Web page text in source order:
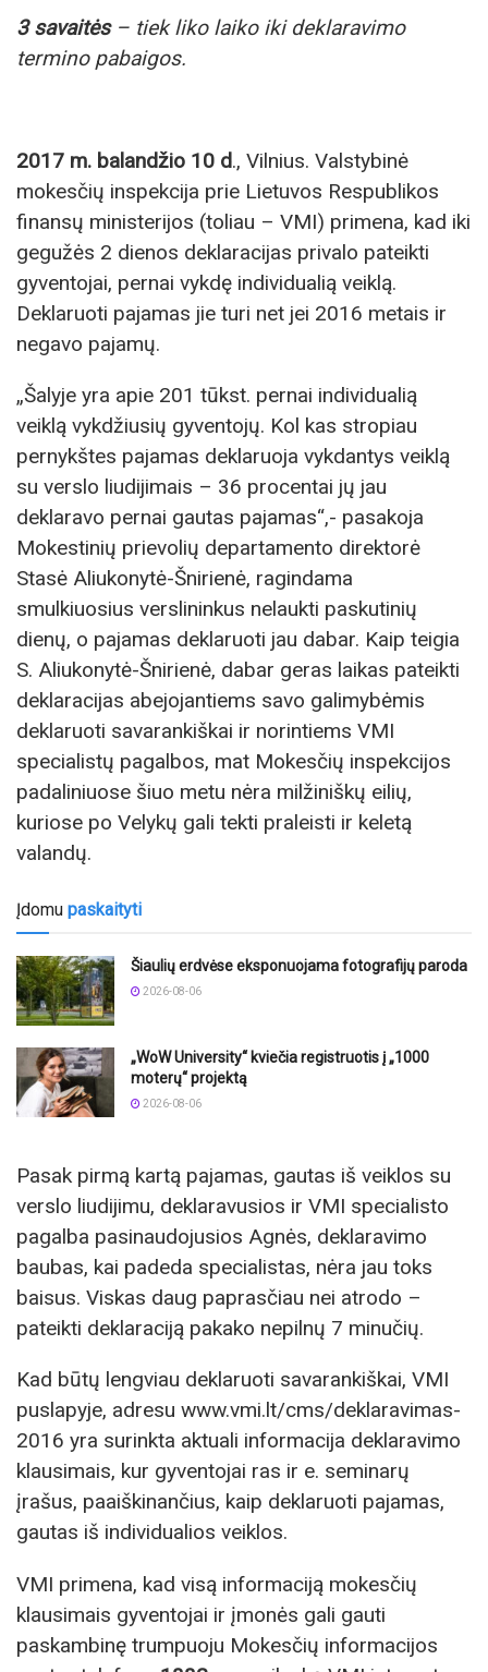
3 savaitės – tiek liko laiko iki deklaravimo
termino pabaigos.
2017 m. balandžio 10 d., Vilnius. Valstybinė
mokesčių inspekcija prie Lietuvos Respublikos
finansų ministerijos (toliau – VMI) primena, kad iki
gegužės 2 dienos deklaracijas privalo pateikti
gyventojai, pernai vykdę individualią veiklą.
Deklaruoti pajamas jie turi net jei 2016 metais ir
negavo pajamų.
„Šalyje yra apie 201 tūkst. pernai individualią
veiklą vykdžiusių gyventojų. Kol kas stropiau
pernykštes pajamas deklaruoja vykdantys veiklą
su verslo liudijimais – 36 procentai jų jau
deklaravo pernai gautas pajamas“,- pasakoja
Mokestinių prievolių departamento direktorė
Stasė Aliukonytė-Šnirienė, ragindama
smulkiuosius verslininkus nelaukti paskutinių
dienų, o pajamas deklaruoti jau dabar. Kaip teigia
S. Aliukonytė-Šnirienė, dabar geras laikas pateikti
deklaracijas abejojantiems savo galimybėmis
deklaruoti savarankiškai ir norintiems VMI
specialistų pagalbos, mat Mokesčių inspekcijos
padaliniuose šiuo metu nėra milžiniškų eilių,
kuriose po Velykų gali tekti praleisti ir keletą
valandų.
Įdomu paskaityti
Šiaulių erdvėse eksponuojama fotografijų paroda
2026-08-06
„WoW University“ kviečia registruotis į „1000
moterų“ projektą
2026-08-06
Pasak pirmą kartą pajamas, gautas iš veiklos su
verslo liudijimu, deklaravusios ir VMI specialisto
pagalba pasinaudojusios Agnės, deklaravimo
baubas, kai padeda specialistas, nėra jau toks
baisus. Viskas daug paprasčiau nei atrodo –
pateikti deklaraciją pakako nepilnų 7 minučių.
Kad būtų lengviau deklaruoti savarankiškai, VMI
puslapyje, adresu www.vmi.lt/cms/deklaravimas-
2016 yra surinkta aktuali informacija deklaravimo
klausimais, kur gyventojai ras ir e. seminarų
įrašus, paaiškinančius, kaip deklaruoti pajamas,
gautas iš individualios veiklos.
VMI primena, kad visą informaciją mokesčių
klausimais gyventojai ir įmonės gali gauti
paskambinę trumpuoju Mokesčių informacijos